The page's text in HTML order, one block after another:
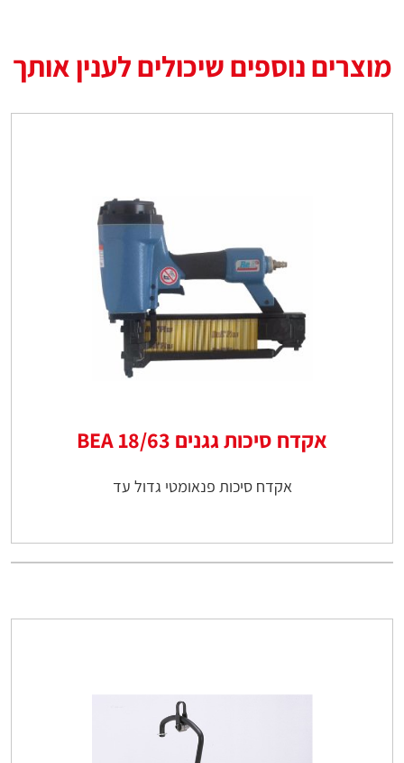
מוצרים נוספים שיכולים לענין אותך
אקדח סיכות גגנים 18/63 BEA
אקדח סיכות פנאומטי גדול עד